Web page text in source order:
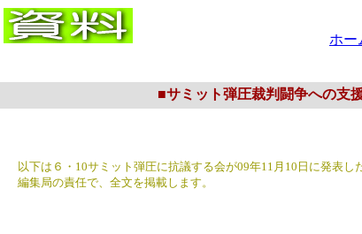
ホー
■サミット弾圧裁判闘争への支
６・10サミット弾圧
以下は６・10サミット弾圧に抗議する会が09年11月10日に発表した
編集局の責任で、全文を掲載します。